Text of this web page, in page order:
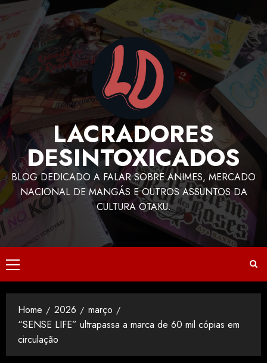
LACRADORES
DESINTOXICADOS
BLOG DEDICADO A FALAR SOBRE ANIMES, MERCADO
NACIONAL DE MANGÁS E OUTROS ASSUNTOS DA
CULTURA OTAKU.
Home 2026
março
“SENSE LIFE” ultrapassa a marca de 60 mil cópias em
circulação